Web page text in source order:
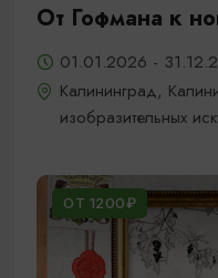
От Гофмана к
01.01.2026 -
Калининград,
изобразительных
ОТ 1200₽